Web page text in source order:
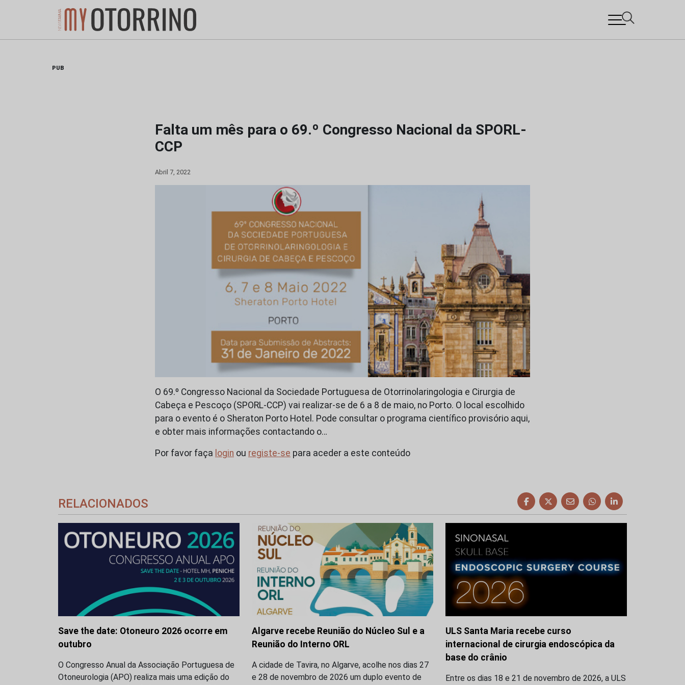
PUB
Falta um mês para o 69.º Congresso Nacional da SPORL-
CCP
Abril 7, 2022
O 69.º Congresso Nacional da Sociedade Portuguesa de Otorrinolaringologia e Cirurgia de
Cabeça e Pescoço (SPORL-CCP) vai realizar-se de 6 a 8 de maio, no Porto. O local escolhido
para o evento é o Sheraton Porto Hotel. Pode consultar o programa científico provisório aqui,
e obter mais informações contactando o…
Por favor faça login ou registe-se para aceder a este conteúdo
RELACIONADOS
Save the date: Otoneuro 2026 ocorre em
outubro
O Congresso Anual da Associação Portuguesa de
Otoneurologia (APO) realiza mais uma edição do
Algarve recebe Reunião do Núcleo Sul e a
Reunião do Interno ORL
A cidade de Tavira, no Algarve, acolhe nos dias 27
e 28 de novembro de 2026 um duplo evento de
ULS Santa Maria recebe curso
internacional de cirurgia endoscópica da
base do crânio
Entre os dias 18 e 21 de novembro de 2026, a ULS